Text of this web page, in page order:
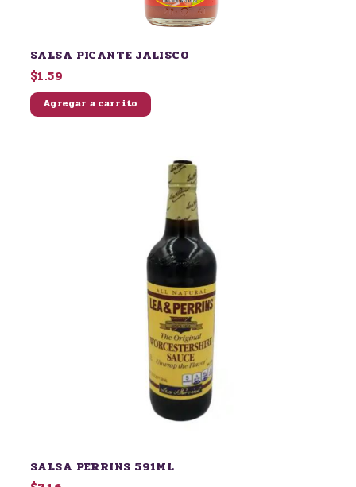
SALSA PICANTE JALISCO
$1.59
Agregar a carrito
SALSA PERRINS 591ML